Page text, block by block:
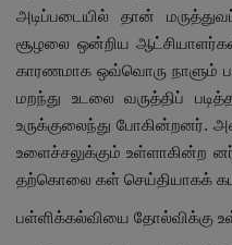
அடிப்படையில் தான்
சூழலை ஒன்றிய
காரணமாக ஒவ்வொரு நாளும்
மறந்து உடலை வருத்திப்
உருக்குலைந்து போகின்றனர்.
உளைச்சலுக்கும் உள்ளாகின்ற
தற்கொலை கள் செய்தியாகக்
பள்ளிக்கல்வியை தோல்விக்கு